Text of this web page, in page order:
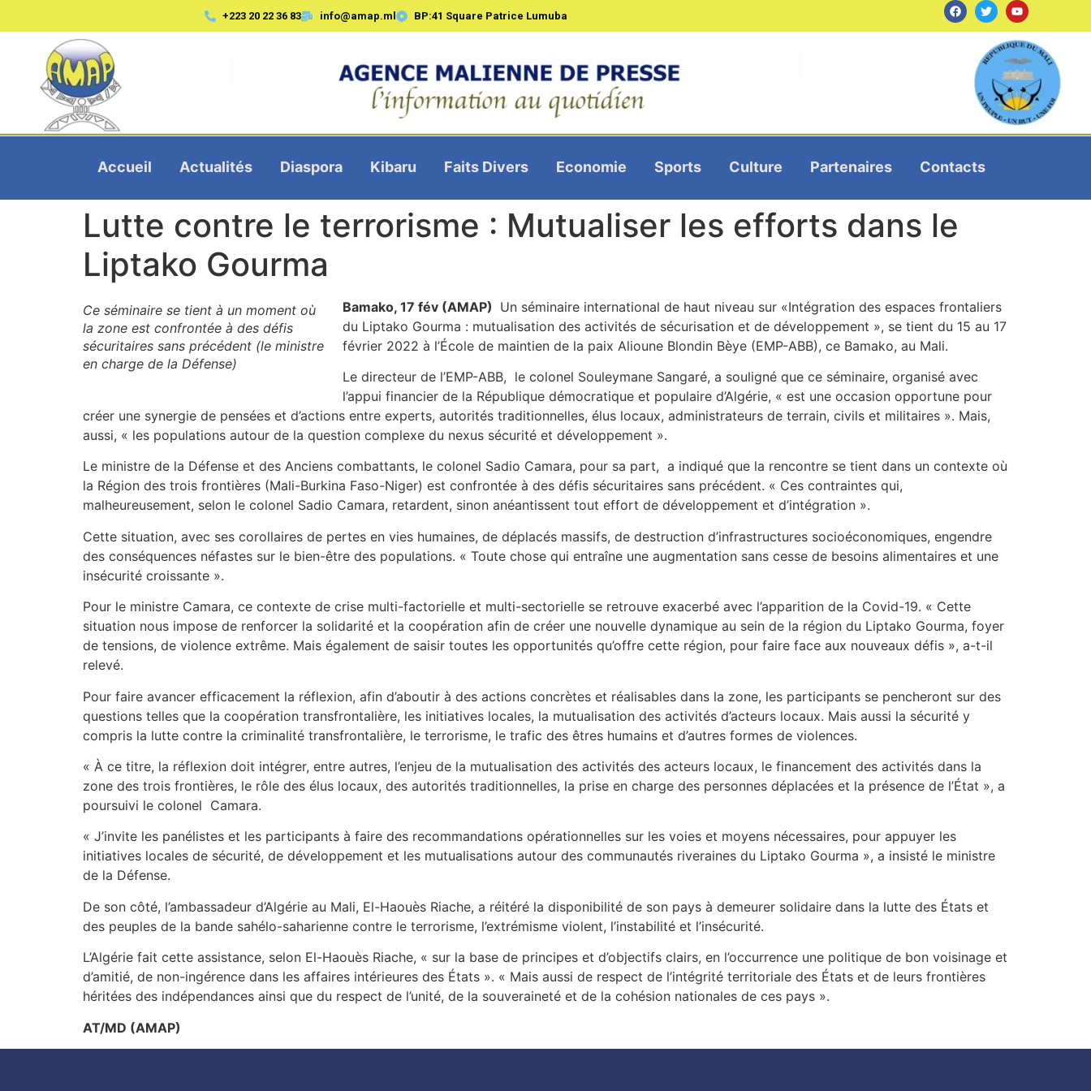
+223 20 22 36 83 info@amap.ml BP:41 Square Patrice Lumuba
Accueil Actualités Diaspora Kibaru Faits Divers Economie Sports Culture Partenaires Contacts
Lutte contre le terrorisme : Mutualiser les efforts dans le
Liptako Gourma
Ce séminaire se tient à un moment où
la zone est confrontée à des défis
sécuritaires sans précédent (le ministre
en charge de la Défense)
Bamako, 17 fév (AMAP) Un séminaire international de haut niveau sur «Intégration des espaces frontaliers
du Liptako Gourma : mutualisation des activités de sécurisation et de développement », se tient du 15 au 17
février 2022 à l’École de maintien de la paix Alioune Blondin Bèye (EMP-ABB), ce Bamako, au Mali.
Le directeur de l’EMP-ABB, le colonel Souleymane Sangaré, a souligné que ce séminaire, organisé avec
l’appui financier de la République démocratique et populaire d’Algérie, « est une occasion opportune pour
créer une synergie de pensées et d’actions entre experts, autorités traditionnelles, élus locaux, administrateurs de terrain, civils et militaires ». Mais,
aussi, « les populations autour de la question complexe du nexus sécurité et développement ».
Le ministre de la Défense et des Anciens combattants, le colonel Sadio Camara, pour sa part, a indiqué que la rencontre se tient dans un contexte où
la Région des trois frontières (Mali-Burkina Faso-Niger) est confrontée à des défis sécuritaires sans précédent. « Ces contraintes qui,
malheureusement, selon le colonel Sadio Camara, retardent, sinon anéantissent tout effort de développement et d’intégration ».
Cette situation, avec ses corollaires de pertes en vies humaines, de déplacés massifs, de destruction d’infrastructures socioéconomiques, engendre
des conséquences néfastes sur le bien-être des populations. « Toute chose qui entraîne une augmentation sans cesse de besoins alimentaires et une
insécurité croissante ».
Pour le ministre Camara, ce contexte de crise multi-factorielle et multi-sectorielle se retrouve exacerbé avec l’apparition de la Covid-19. « Cette
situation nous impose de renforcer la solidarité et la coopération afin de créer une nouvelle dynamique au sein de la région du Liptako Gourma, foyer
de tensions, de violence extrême. Mais également de saisir toutes les opportunités qu’offre cette région, pour faire face aux nouveaux défis », a-t-il
relevé.
Pour faire avancer efficacement la réflexion, afin d’aboutir à des actions concrètes et réalisables dans la zone, les participants se pencheront sur des
questions telles que la coopération transfrontalière, les initiatives locales, la mutualisation des activités d’acteurs locaux. Mais aussi la sécurité y
compris la lutte contre la criminalité transfrontalière, le terrorisme, le trafic des êtres humains et d’autres formes de violences.
« À ce titre, la réflexion doit intégrer, entre autres, l’enjeu de la mutualisation des activités des acteurs locaux, le financement des activités dans la
zone des trois frontières, le rôle des élus locaux, des autorités traditionnelles, la prise en charge des personnes déplacées et la présence de l’État », a
poursuivi le colonel Camara.
« J’invite les panélistes et les participants à faire des recommandations opérationnelles sur les voies et moyens nécessaires, pour appuyer les
initiatives locales de sécurité, de développement et les mutualisations autour des communautés riveraines du Liptako Gourma », a insisté le ministre
de la Défense.
De son côté, l’ambassadeur d’Algérie au Mali, El-Haouès Riache, a réitéré la disponibilité de son pays à demeurer solidaire dans la lutte des États et
des peuples de la bande sahélo-saharienne contre le terrorisme, l’extrémisme violent, l’instabilité et l’insécurité.
L’Algérie fait cette assistance, selon El-Haouès Riache, « sur la base de principes et d’objectifs clairs, en l’occurrence une politique de bon voisinage et
d’amitié, de non-ingérence dans les affaires intérieures des États ». « Mais aussi de respect de l’intégrité territoriale des États et de leurs frontières
héritées des indépendances ainsi que du respect de l’unité, de la souveraineté et de la cohésion nationales de ces pays ».
AT/MD (AMAP)